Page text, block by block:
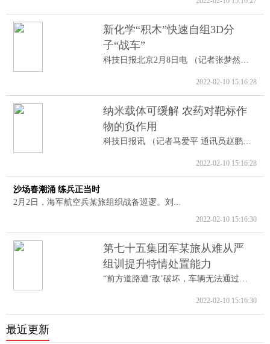
新化学“积木”快速自组3D分
子“战车”
科技日报北京2月8日电 （记者张梦然）据...
2022-02-10 15:16:28
纳米载体可缓解 农药对靶标作
物的负作用
科技日报讯 （记者马爱平 通讯员赵鹏跃...
2022-02-10 15:16:28
沙场春潮涌 练兵正当时
2月2日，海军航空兵某旅组织战备巡逻。刘...
2022-02-10 15:16:30
第七十五集团军某旅从难从严
组训提升特情处置能力
“前方道路遭‘敌’破坏，车辆无法通过。...
2022-02-10 15:16:30
最近更新